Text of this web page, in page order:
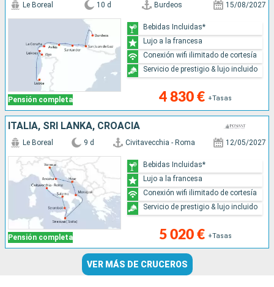
Pensión completa
Le Boreal 10 d Burdeos 15/08/2027
4 830 € +Tasas
Bebidas Incluidas*
Lujo a la francesa
Conexión wifi ilimitado de cortesía
Servicio de prestigio & lujo incluido
ITALIA, SRI LANKA, CROACIA
Pensión completa
Le Boreal 9 d Civitavecchia - Roma 12/05/2027
5 020 € +Tasas
Bebidas Incluidas*
Lujo a la francesa
Conexión wifi ilimitado de cortesía
Servicio de prestigio & lujo incluido
VER MÁS DE CRUCEROS